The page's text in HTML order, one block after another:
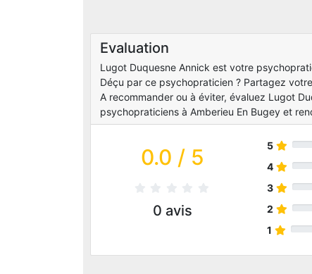
Evaluation
Lugot Duquesne Annick est votre
Déçu par ce psychopraticien ? Partagez
A recommander ou à éviter, évaluez Lugot
psychopraticiens à Amberieu En Bugey et
0.0 / 5
0 avis
5
4
3
2
1